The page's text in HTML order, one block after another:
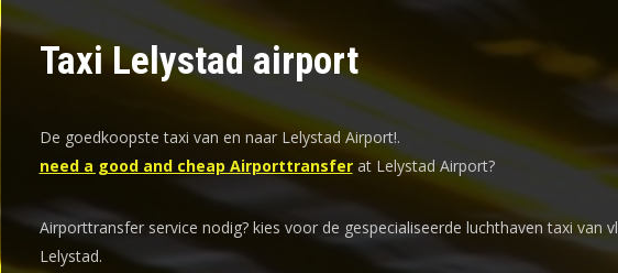
Taxi Lelystad airport
De goedkoopste taxi van en naar Lelystad Airport!.
need a good and cheap Airporttransferat Lelystad Airport?
Airporttransfer service nodig? kies voor de gespecialiseerde luchthaven taxi van
Lelystad.